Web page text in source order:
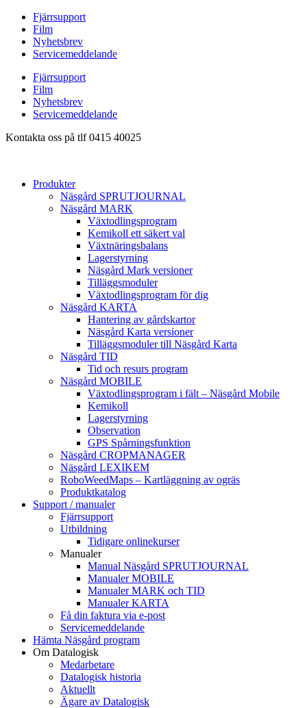
Hoppa
innehåll
Fjärrsupport
Film
Nyhetsbrev
Servicemeddelande
Fjärrsupport
Film
Nyhetsbrev
Servicemeddelande
Kontakta oss på tlf 0415 40025
Produkter
Näsgård SPRUTJOURNAL
Näsgård MARK
Växtodlingsprogram
Kemikoll ett säkert val
Växtnäringsbalans
Lagerstyrning
Näsgård Mark versioner
Tilläggsmoduler
Växtodlingsprogram för dig
Näsgård KARTA
Hantering av gårdskartor
Näsgård Karta versioner
Tilläggsmoduler till Näsgård Karta
Näsgård TID
Tid och resurs program
Näsgård MOBILE
Växtodlingsprogram i fält – Näsgård Mobile
Kemikoll
Lagerstyrning
Observation
GPS Spårningsfunktion
Näsgård CROPMANAGER
Näsgård LEXIKEM
RoboWeedMaps – Kartläggning av ogräs
Produktkatalog
Support / manualer
Fjärrsupport
Utbildning
Tidigare onlinekurser
Manualer
Manual Näsgård SPRUTJOURNAL
Manualer MOBILE
Manualer MARK och TID
Manualer KARTA
Få din faktura via e-post
Servicemeddelande
Hämta Näsgård program
Om Datalogisk
Medarbetare
Datalogisk historia
Aktuellt
Ägare av Datalogisk